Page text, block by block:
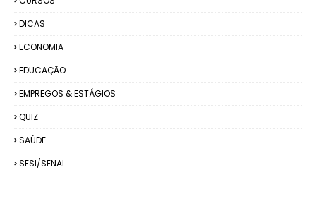
DICAS
ECONOMIA
EDUCAÇÃO
EMPREGOS & ESTÁGIOS
QUIZ
SAÚDE
SESI/SENAI